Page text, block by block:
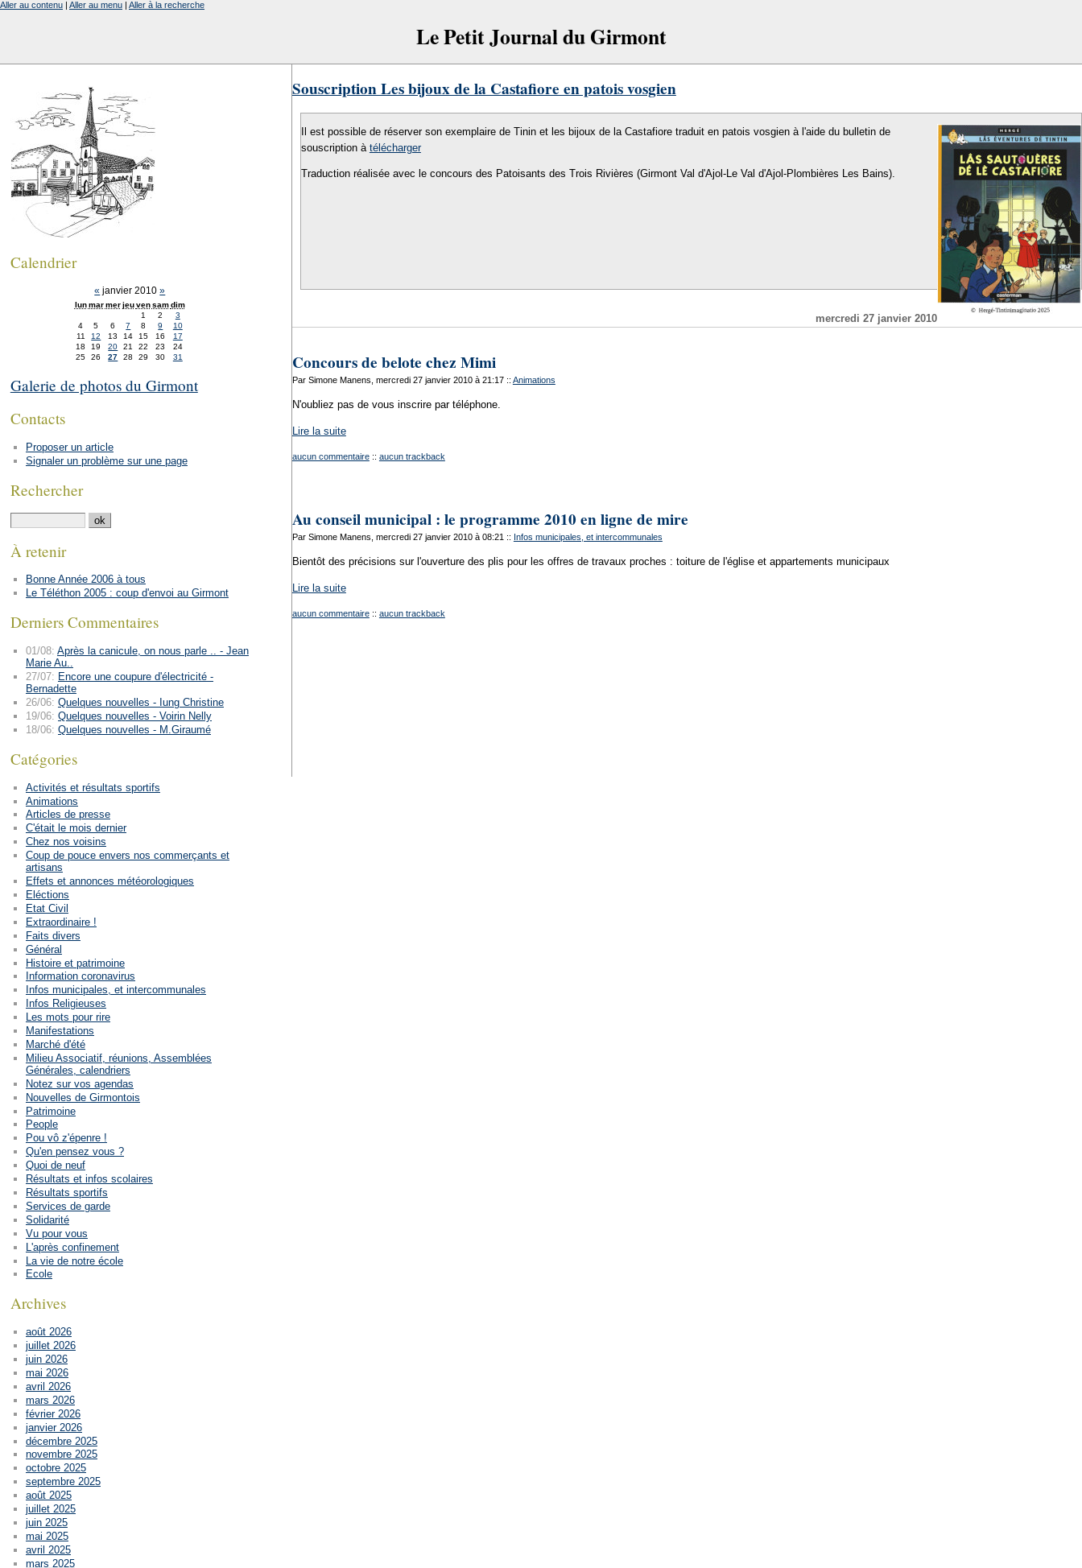
Le Petit Journal du Girmont
Aller au contenu | Aller au menu | Aller à la recherche
Souscription Les bijoux de la Castafiore en patois vosgien
Il est possible de réserver son exemplaire de Tinin et les bijoux de la Castafiore traduit en patois vosgien à l'aide du bulletin de
souscription à télécharger
Traduction réalisée avec le concours des Patoisants des Trois Rivières (Girmont Val d'Ajol-Le Val d'Ajol-Plombières Les Bains).
mercredi 27 janvier 2010
Concours de belote chez Mimi
Par Simone Manens, mercredi 27 janvier 2010 à 21:17 :: Animations
N'oubliez pas de vous inscrire par téléphone.
Lire la suite
aucun commentaire :: aucun trackback
Au conseil municipal : le programme 2010 en ligne de mire
Par Simone Manens, mercredi 27 janvier 2010 à 08:21 :: Infos municipales, et intercommunales
Bientôt des précisions sur l'ouverture des plis pour les offres de travaux proches : toiture de l'église et appartements municipaux
Lire la suite
aucun commentaire :: aucun trackback
Calendrier
« janvier 2010»
lun mar mer jeu ven sam dim
1
2
3
4
5 6 7 8 9
10
11
12 13 14 15 16
17
18
19 20 21 22 23
24
25
26 27 28 29 30 31
Galerie de photos du Girmont
Contacts
Proposer un article
Signaler un problème sur une page
Rechercher
À retenir
Bonne Année 2006 à tous
Le Téléthon 2005 : coup d'envoi au Girmont
Derniers Commentaires
01/08: Après la canicule, on nous parle .. - Jean
Marie Au..
27/07: Encore une coupure d'électricité -
Bernadette
26/06: Quelques nouvelles - Iung Christine
19/06: Quelques nouvelles - Voirin Nelly
18/06: Quelques nouvelles - M.Giraumé
Catégories
Activités et résultats sportifs
Animations
Articles de presse
C'était le mois dernier
Chez nos voisins
Coup de pouce envers nos commerçants et
artisans
Effets et annonces météorologiques
Eléctions
Etat Civil
Extraordinaire !
Faits divers
Général
Histoire et patrimoine
Information coronavirus
Infos municipales, et intercommunales
Infos Religieuses
Les mots pour rire
Manifestations
Marché d'été
Milieu Associatif, réunions, Assemblées
Générales, calendriers
Notez sur vos agendas
Nouvelles de Girmontois
Patrimoine
People
Pou vô z'épenre !
Qu'en pensez vous ?
Quoi de neuf
Résultats et infos scolaires
Résultats sportifs
Services de garde
Solidarité
Vu pour vous
L'après confinement
La vie de notre école
Ecole
Archives
août 2026
juillet 2026
juin 2026
mai 2026
avril 2026
mars 2026
février 2026
janvier 2026
décembre 2025
novembre 2025
octobre 2025
septembre 2025
août 2025
juillet 2025
juin 2025
mai 2025
avril 2025
mars 2025